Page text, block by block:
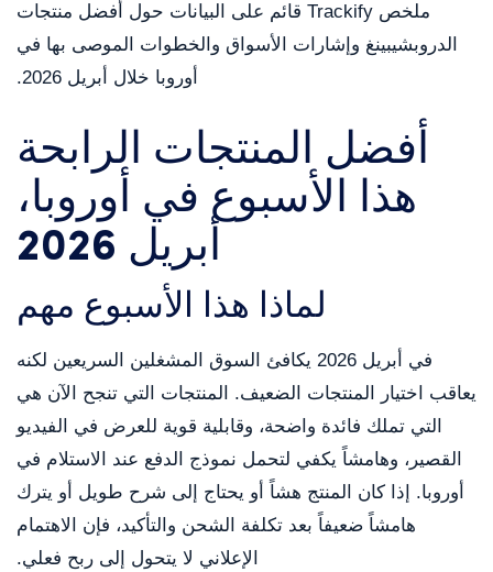
ملخص Trackify قائم على البيانات حول أفضل منتجات
الدروبشيبينغ وإشارات الأسواق والخطوات الموصى بها في
أوروبا خلال أبريل 2026.
أفضل المنتجات الرابحة
هذا الأسبوع في أوروبا،
أبريل 2026
لماذا هذا الأسبوع مهم
في أبريل 2026 يكافئ السوق المشغلين السريعين لكنه
يعاقب اختيار المنتجات الضعيف. المنتجات التي تنجح الآن هي
التي تملك فائدة واضحة، وقابلية قوية للعرض في الفيديو
القصير، وهامشاً يكفي لتحمل نموذج الدفع عند الاستلام في
أوروبا. إذا كان المنتج هشاً أو يحتاج إلى شرح طويل أو يترك
هامشاً ضعيفاً بعد تكلفة الشحن والتأكيد، فإن الاهتمام
الإعلاني لا يتحول إلى ربح فعلي.